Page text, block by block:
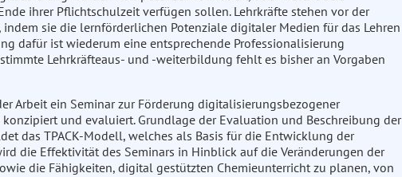
ihrer Pflichtschulzeit verfügen sollen. Lehrkräfte stehen vor der
sie die lernförderlichen Potenziale digitaler Medien für das Lehren
dafür ist wiederum eine entsprechende Professionalisierung
Lehrkräfteaus- und -weiterbildung fehlt es bisher an Vorgaben
Arbeit ein Seminar zur Förderung digitalisierungsbezogener
und evaluiert. Grundlage der Evaluation und Beschreibung der
das TPACK-Modell, welches als Basis für die Entwicklung der
die Effektivität des Seminars in Hinblick auf die Veränderungen der
die Fähigkeiten, digital gestützten Chemieunterricht zu planen, von